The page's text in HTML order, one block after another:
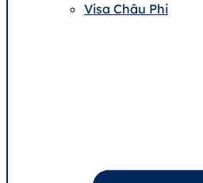
Visa Châu Phi